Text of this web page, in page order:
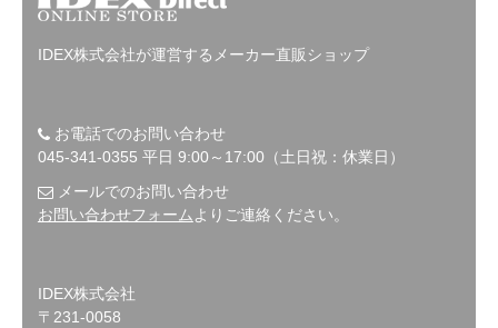
IDEX株式会社が運営するメーカー直販ショップ
お電話でのお問い合わせ
045-341-0355 平日 9:00～17:00（土日祝：休業日）
メールでのお問い合わせ
お問い合わせフォーム よりご連絡ください。
IDEX株式会社
〒231-0058